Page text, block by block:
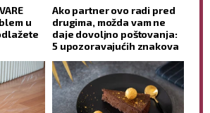
u
Ako partner ovo radi pred
drugima, možda vam ne
daje dovoljno poštovanja:
5 upozoravajućih znakova